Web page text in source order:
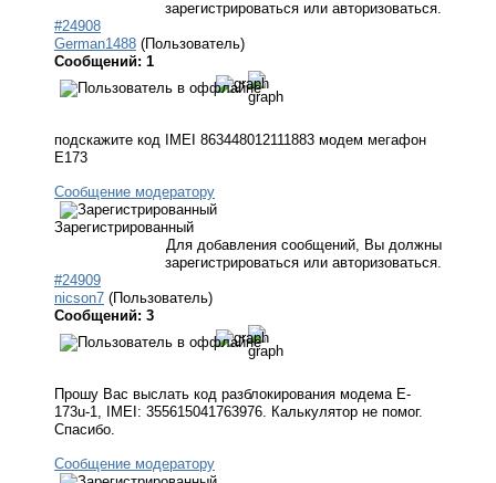
зарегистрироваться или авторизоваться.
#24908
German1488 (Пользователь)
Сообщений: 1
подскажите код IMEI 863448012111883 модем мегафон
Е173
Сообщение модератору
Зарегистрированный
Для добавления сообщений, Вы должны
зарегистрироваться или авторизоваться.
#24909
nicson7 (Пользователь)
Сообщений: 3
Прошу Вас выслать код разблокирования модема E-
173u-1, IMEI: 355615041763976. Калькулятор не помог.
Спасибо.
Сообщение модератору